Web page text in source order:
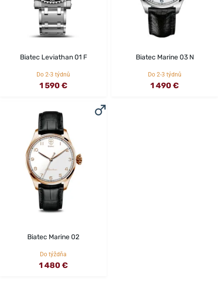
Biatec Leviathan 01 F
Do 2-3 týdnů
1 590 €
Biatec Marine 03 N
Do 2-3 týdnů
1 490 €
Biatec Marine 02
Do týždňa
1 480 €